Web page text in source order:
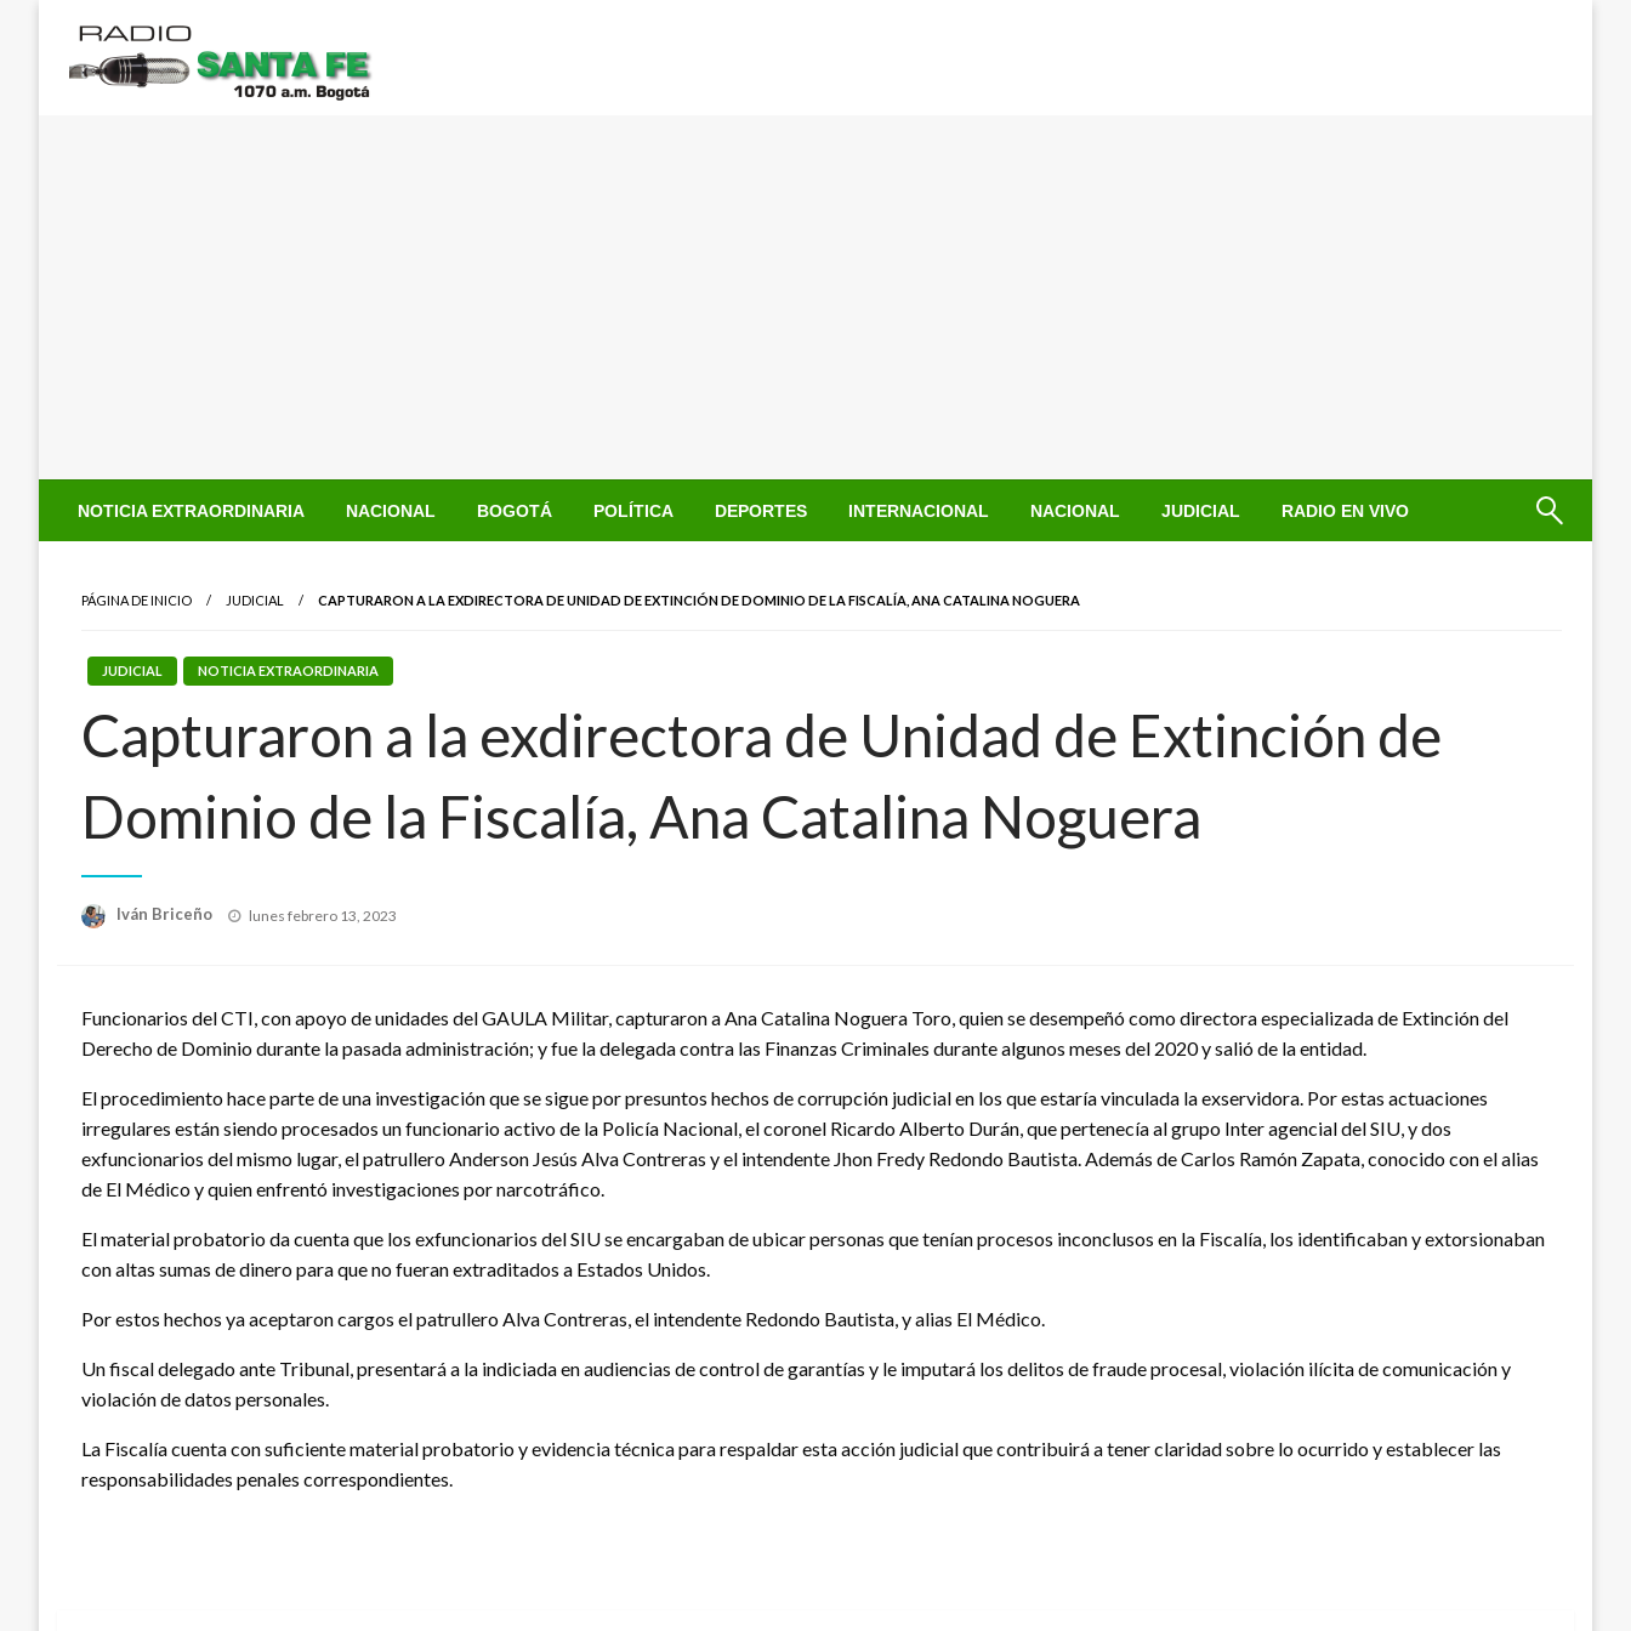
contenido
NOTICIA EXTRAORDINARIA NACIONAL BOGOTÁ POLÍTICA DEPORTES INTERNACIONAL NACIONAL JUDICIAL RADIO EN VIVO
PÁGINA DE INICIO JUDICIAL CAPTURARON A LA EXDIRECTORA DE UNIDAD DE EXTINCIÓN DE DOMINIO DE LA FISCALÍA, ANA CATALINA NOGUERA
JUDICIAL NOTICIA EXTRAORDINARIA
Capturaron a la exdirectora de Unidad de Extinción de
Dominio de la Fiscalía, Ana Catalina Noguera
Iván Briceño
Publicado
lunes febrero 13, 2023
Funcionarios del CTI, con apoyo de unidades del GAULA Militar, capturaron a Ana Catalina Noguera Toro, quien se desempeñó como directora especializada de Extinción del
Derecho de Dominio durante la pasada administración; y fue la delegada contra las Finanzas Criminales durante algunos meses del 2020 y salió de la entidad.
El procedimiento hace parte de una investigación que se sigue por presuntos hechos de corrupción judicial en los que estaría vinculada la exservidora. Por estas actuaciones
irregulares están siendo procesados un funcionario activo de la Policía Nacional, el coronel Ricardo Alberto Durán, que pertenecía al grupo Inter agencial del SIU, y dos
exfuncionarios del mismo lugar, el patrullero Anderson Jesús Alva Contreras y el intendente Jhon Fredy Redondo Bautista. Además de Carlos Ramón Zapata, conocido con el alias
de El Médico y quien enfrentó investigaciones por narcotráfico.
El material probatorio da cuenta que los exfuncionarios del SIU se encargaban de ubicar personas que tenían procesos inconclusos en la Fiscalía, los identificaban y extorsionaban
con altas sumas de dinero para que no fueran extraditados a Estados Unidos.
Por estos hechos ya aceptaron cargos el patrullero Alva Contreras, el intendente Redondo Bautista, y alias El Médico.
Un fiscal delegado ante Tribunal, presentará a la indiciada en audiencias de control de garantías y le imputará los delitos de fraude procesal, violación ilícita de comunicación y
violación de datos personales.
La Fiscalía cuenta con suficiente material probatorio y evidencia técnica para respaldar esta acción judicial que contribuirá a tener claridad sobre lo ocurrido y establecer las
responsabilidades penales correspondientes.